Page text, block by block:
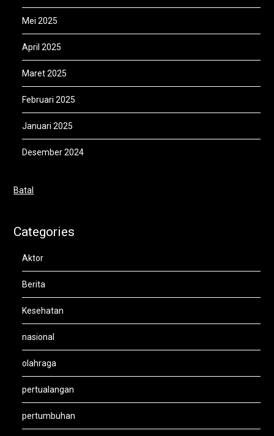
Mei 2025
April 2025
Maret 2025
Februari 2025
Januari 2025
Desember 2024
Batal
Categories
Aktor
Berita
Kesehatan
nasional
olahraga
pertualangan
pertumbuhan